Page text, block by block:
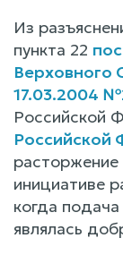
Из
пункта 22
Верховного
17.03.2004
Российской
Российской
инициативе
когда
являлась